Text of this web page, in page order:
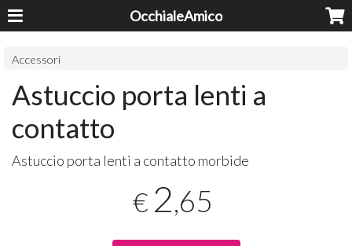
OcchialeAmico
Accessori
Astuccio porta lenti a
contatto
Astuccio porta lenti a contatto morbide
€ 2,65